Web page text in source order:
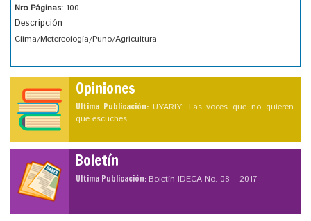
Nro Páginas: 100
Descripción
Clima/Metereología/Puno/Agricultura
Opiniones
Ultima Publicación: UYARIY: Las voces que no quieren
que escuches
Boletín
Ultima Publicación:Boletín IDECA No. 08 – 2017